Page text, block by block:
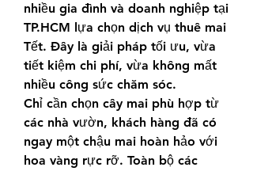
nhiều gia đình và doanh nghiệp tại
TP.HCM lựa chọn dịch vụ thuê mai
Tết. Đây là giải pháp tối ưu, vừa
tiết kiệm chi phí, vừa không mất
nhiều công sức chăm sóc.
Chỉ cần chọn cây mai phù hợp từ
các nhà vườn, khách hàng đã có
ngay một chậu mai hoàn hảo với
hoa vàng rực rỡ. Toàn bộ các